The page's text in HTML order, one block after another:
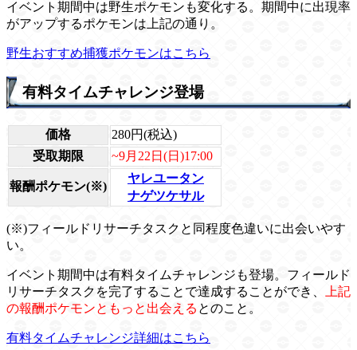
イベント期間中は野生ポケモンも変化する。期間中に出現率
がアップするポケモンは上記の通り。
野生おすすめ捕獲ポケモンはこちら
有料タイムチャレンジ登場
価格
280円(税込)
受取期限
~9月22日(日)17:00
報酬ポケモン(※)
ヤレユータン
ナゲツケサル
(※)フィールドリサーチタスクと同程度色違いに出会いやす
い。
イベント期間中は有料タイムチャレンジも登場。フィールド
リサーチタスクを完了することで達成することができ、
上記
の報酬ポケモンともっと出会える とのこと。
有料タイムチャレンジ詳細はこちら